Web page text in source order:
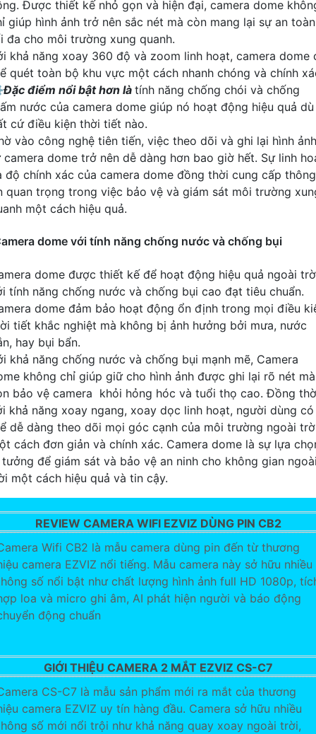
Được thiết kế nhỏ gọn và hiện đại, camera dome
giúp hình ảnh trở nên sắc nét mà còn mang lại sự an toàn
đa cho môi trường xung quanh.
khả năng xoay 360 độ và zoom linh hoạt, camera dome
quét toàn bộ khu vực một cách nhanh chóng và chính
Đặc điểm nổi bật hơn là tính năng chống chói và chống
nước của camera dome giúp nó hoạt động hiệu quả
cứ điều kiện thời tiết nào.
vào công nghệ tiên tiến, việc theo dõi và ghi lại hình ảnh
camera dome trở nên dễ dàng hơn bao giờ hết. Sự linh
độ chính xác của camera dome đồng thời cung cấp thông
quan trọng trong việc bảo vệ và giám sát môi trường
một cách hiệu quả.
dome với tính năng chống nước và chống bụi
dome được thiết kế để hoạt động hiệu quả ngoài
tính năng chống nước và chống bụi cao đạt tiêu chuẩn.
dome đảm bảo hoạt động ổn định trong mọi điều
tiết khắc nghiệt mà không bị ảnh hưởng bởi mưa, nước
hay bụi bẩn.
khả năng chống nước và chống bụi mạnh mẽ, Camera
không chỉ giúp giữ cho hình ảnh được ghi lại rõ nét mà
bảo vệ camera khỏi hỏng hóc và tuổi thọ cao. Đồng
khả năng xoay ngang, xoay dọc linh hoạt, người dùng có
dễ dàng theo dõi mọi góc cạnh của môi trường ngoài
cách đơn giản và chính xác. Camera dome là sự lựa
để giám sát và bảo vệ an ninh cho không gian
một cách hiệu quả và tin cậy.
REVIEW CAMERA WIFI EZVIZ DÙNG PIN CB2
Wifi CB2 là mẫu camera dùng pin đến từ thương
camera EZVIZ nổi tiếng. Mẫu camera này sở hữu nhiều
số nổi bật như chất lượng hình ảnh full HD 1080p,
loa và micro ghi âm, AI phát hiện người và báo động
động chuẩn
GIỚI THIỆU CAMERA 2 MẮT EZVIZ CS-C7
CS-C7 là mẫu sản phẩm mới ra mắt của thương
camera EZVIZ uy tín hàng đầu. Camera sở hữu nhiều
số mới nổi trội như khả năng quay xoay ngoài trời,